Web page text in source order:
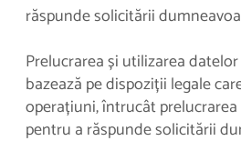
răspunde solicitării
Prelucrarea și utilizarea
bazează pe dispoziții legale
operațiuni, întrucât
pentru a răspunde solicitării